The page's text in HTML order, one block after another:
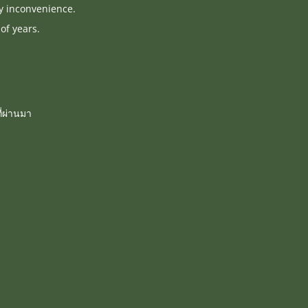
inconvenience.
years.
านมา